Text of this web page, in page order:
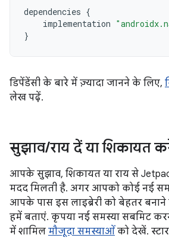
dependencies {
implementation
}
डिपेंडेंसी के बारे में ज़्यादा जानने के लिए,
लेख पढ़ें.
सुझाव/राय दें या शिकायत
आपके सुझाव, शिकायत या राय से
मदद मिलती है. अगर आपको कोई नई
आपके पास इस लाइब्रेरी को बेहतर
हमें बताएं. कृपया नई समस्या सबमिट
में शामिल मौजूदा समस्याओं को देखें.